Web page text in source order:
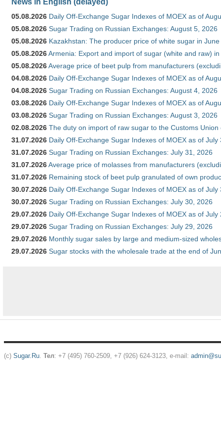
05.08.2026 Daily Off-Exchange Sugar Indexes of MOEX as of
05.08.2026 Sugar Trading on Russian Exchanges: August 5, 2026
05.08.2026 Kazakhstan: The producer price of white sugar in
05.08.2026Armenia: Export and import of sugar (white and raw)
05.08.2026Average price of beet pulp from manufacturers
04.08.2026 Daily Off-Exchange Sugar Indexes of MOEX as of
04.08.2026 Sugar Trading on Russian Exchanges: August 4, 2026
03.08.2026 Daily Off-Exchange Sugar Indexes of MOEX as of
03.08.2026 Sugar Trading on Russian Exchanges: August 3, 2026
02.08.2026 The duty on import of raw sugar to the Customs
31.07.2026 Daily Off-Exchange Sugar Indexes of MOEX as of July
31.07.2026 Sugar Trading on Russian Exchanges: July 31, 2026
31.07.2026Average price of molasses from manufacturers
31.07.2026 Remaining stock of beet pulp granulated of own
30.07.2026 Daily Off-Exchange Sugar Indexes of MOEX as of July
30.07.2026 Sugar Trading on Russian Exchanges: July 30, 2026
29.07.2026 Daily Off-Exchange Sugar Indexes of MOEX as of July
29.07.2026 Sugar Trading on Russian Exchanges: July 29, 2026
29.07.2026 Monthly sugar sales by large and medium-sized
29.07.2026 Sugar stocks with the wholesale trade at the end of
(c) Sugar.Ru. Тел: +7 (495) 760-2509, +7 (926) 624-3123, e-mail: